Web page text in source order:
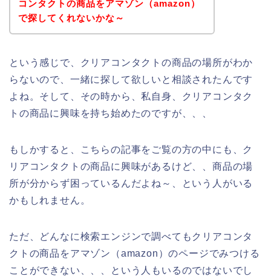
コンタクトの商品をアマゾン（amazon）
で探してくれないかな～
という感じで、クリアコンタクトの商品の場所がわか
らないので、一緒に探して欲しいと相談されたんです
よね。そして、その時から、私自身、クリアコンタク
トの商品に興味を持ち始めたのですが、、、
もしかすると、こちらの記事をご覧の方の中にも、ク
リアコンタクトの商品に興味があるけど、、商品の場
所が分からず困っているんだよね～、という人がいる
かもしれません。
ただ、どんなに検索エンジンで調べてもクリアコンタ
クトの商品をアマゾン（amazon）のページでみつける
ことができない、、、という人もいるのではないでし